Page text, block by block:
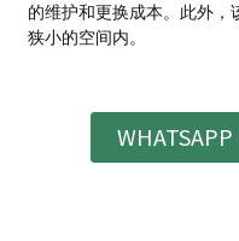
的维护和更换成本。 此外，
狭小的空间内。
WHATSAPP